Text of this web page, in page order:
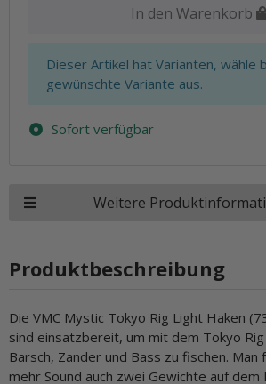
In den Warenkorb
x
Dieser Artikel hat Varianten, wähle
gewünschte Variante aus.
Sofort verfügbar
Weitere
Produktbeschreibung
Die VMC Mystic Tokyo Rig Light Haken
sind einsatzbereit, um mit dem Tokyo
Barsch, Zander und Bass zu fischen. Man
mehr Sound auch zwei Gewichte auf dem